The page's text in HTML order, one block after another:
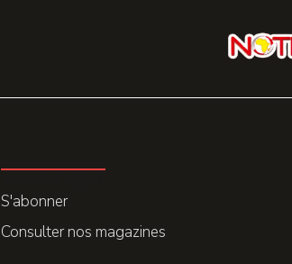
S'abonner
Consulter nos magazines